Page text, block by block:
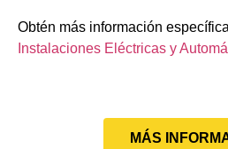
Obtén más información
Instalaciones Eléctricas y
MÁS